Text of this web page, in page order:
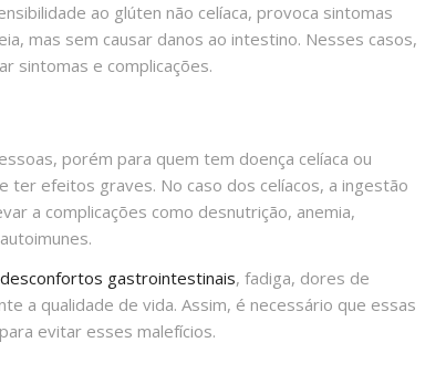
ao glúten não celíaca, provoca sintomas
mas sem causar danos ao intestino. Nesses casos,
sintomas e complicações.
porém para quem tem doença celíaca ou
ter efeitos graves. No caso dos celíacos, a ingestão
a complicações como desnutrição, anemia,
desconfortos gastrointestinais, fadiga, dores de
a qualidade de vida. Assim, é necessário que essas
evitar esses malefícios.